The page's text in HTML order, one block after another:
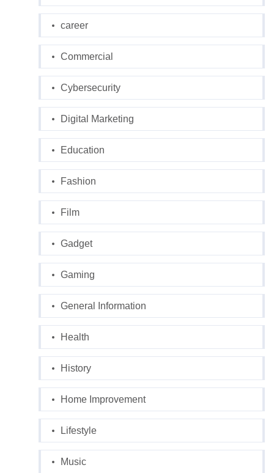
career
Commercial
Cybersecurity
Digital Marketing
Education
Fashion
Film
Gadget
Gaming
General Information
Health
History
Home Improvement
Lifestyle
Music